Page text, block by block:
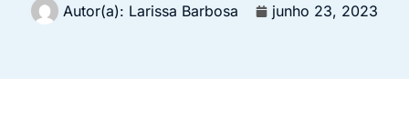
Autor(a): Larissa Barbosa junho 23, 2023